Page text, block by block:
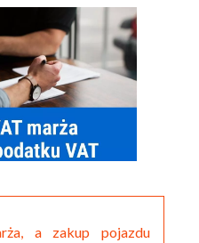
a zakup pojazdu